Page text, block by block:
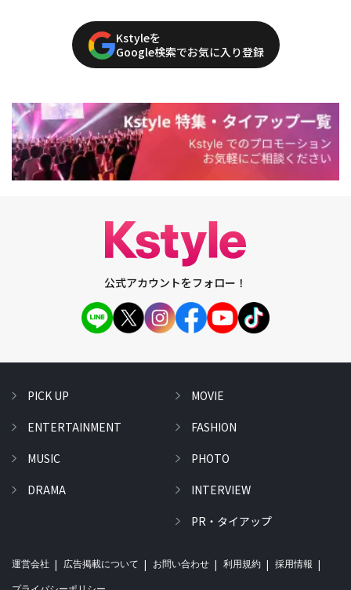
Kstyleを
Google検索でお気に入り登録
公式アカウントをフォロー！
PICK UP
ENTERTAINMENT
MUSIC
DRAMA
MOVIE
FASHION
PHOTO
INTERVIEW
PR・タイアップ
運営会社 広告掲載について お問い合わせ 利用規約 採用情報